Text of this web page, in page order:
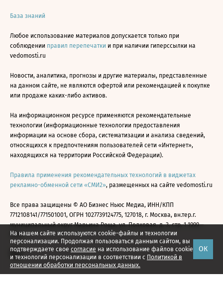
На нашем сайте используются cookie-файлы и технологии
персонализации. Продолжая пользоваться данным сайтом, вы
подтверждаете свое согласие на использование файлов cookie
и технологий персонализации в соответствии с Политикой в
отношении обработки персональных данных.
ОК
База знаний
Любое использование материалов допускается только при
соблюдении правил перепечатки и при наличии гиперссылки на
vedomosti.ru
Новости, аналитика, прогнозы и другие материалы, представленные
на данном сайте, не являются офертой или рекомендацией к покупке
или продаже каких-либо активов.
На информационном ресурсе применяются рекомендательные
технологии (информационные технологии предоставления
информации на основе сбора, систематизации и анализа сведений,
относящихся к предпочтениям пользователей сети «Интернет»,
находящихся на территории Российской Федерации).
Правила применения рекомендательных технологий в виджетах
рекламно-обменной сети «СМИ2», размещенных на сайте vedomosti.ru
Все права защищены © АО Бизнес Ньюс Медиа, ИНН/КПП
7712108141/771501001, ОГРН 1027739124775, 127018, г. Москва, вн.тер.г.
муниципальный округ Марьина Роща, ул. Полковая, д. 3, стр. 1 1999—
2026